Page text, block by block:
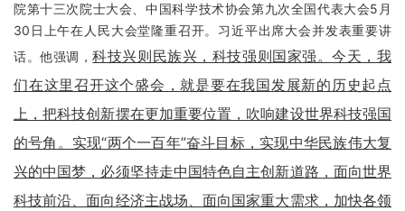
院第十三次院士大会、中国科学技术协会第九次全国代表大会5月
30日上午在人民大会堂隆重召开。习近平出席大会并发表重要讲
话。他强调，科技兴则民族兴，科技强则国家强。今天，我
们在这里召开这个盛会，就是要在我国发展新的历史起点
上，把科技创新摆在更加重要位置，吹响建设世界科技强国
的号角。实现“两个一百年”奋斗目标，实现中华民族伟大复
兴的中国梦，必须坚持走中国特色自主创新道路，面向世界
科技前沿、面向经济主战场、面向国家重大需求，加快各领